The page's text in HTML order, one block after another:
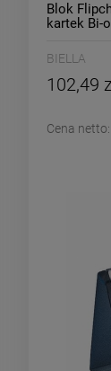
Blok
kartek Bi-
BIELLA
102,49
Cena netto: